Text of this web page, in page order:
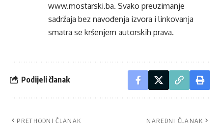
www.mostarski.ba. Svako preuzimanje
sadržaja bez navođenja izvora i linkovanja
smatra se kršenjem autorskih prava.
Podijeli članak
PRETHODNI ČLANAK NAREDNI ČLANAK